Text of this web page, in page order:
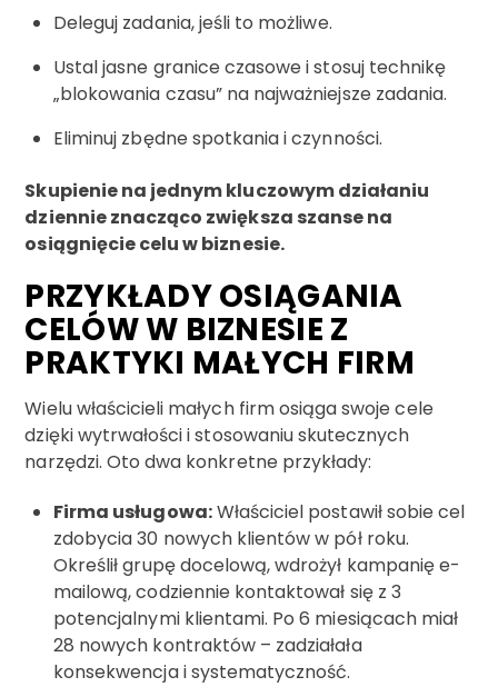
Deleguj zadania, jeśli to możliwe.
Ustal jasne granice czasowe i stosuj technikę
„blokowania czasu” na najważniejsze zadania.
Eliminuj zbędne spotkania i czynności.
Skupienie na jednym kluczowym działaniu
dziennie znacząco zwiększa szanse na
osiągnięcie celu w biznesie.
PRZYKŁADY OSIĄGANIA
CELÓW W BIZNESIE Z
PRAKTYKI MAŁYCH FIRM
Wielu właścicieli małych firm osiąga swoje cele
dzięki wytrwałości i stosowaniu skutecznych
narzędzi. Oto dwa konkretne przykłady:
Firma usługowa:Właściciel postawił sobie cel
zdobycia 30 nowych klientów w pół roku.
Określił grupę docelową, wdrożył kampanię e-
mailową, codziennie kontaktował się z 3
potencjalnymi klientami. Po 6 miesiącach miał
28 nowych kontraktów – zadziałała
konsekwencja i systematyczność.